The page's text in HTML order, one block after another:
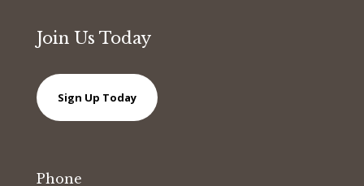
Join Us Today
Sign Up Today
Phone